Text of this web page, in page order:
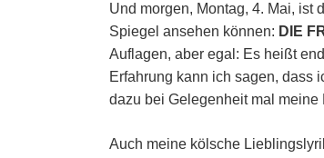
Und morgen, Montag, 4. Mai, ist
Spiegel ansehen können: DIE
Auflagen, aber egal: Es heißt
Erfahrung kann ich sagen, dass
dazu bei Gelegenheit mal meine
Auch meine kölsche